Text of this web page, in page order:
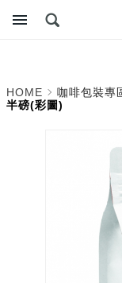
半磅(彩
司 :: 最
醇品貿易
HOME 咖啡包裝專
半磅(彩圖)